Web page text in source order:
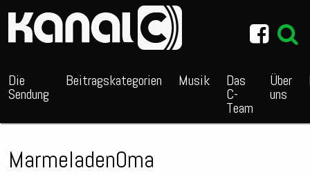
Die
Sendung
Beitragskategorien Musik Das
C-
Team
Über
uns
MarmeladenOma